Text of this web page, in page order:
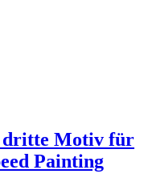
dritte Motiv für
Painting